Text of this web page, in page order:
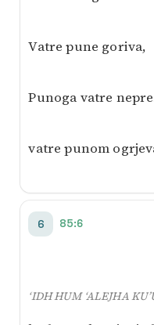
Vatre pune goriva,
Punoga vatre
vatre punom
6 85:6
‘IDH HUM ‘ALEJHA